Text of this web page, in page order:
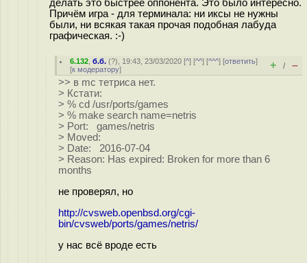
делать это быстрее оппонента. Это было интересно.
Причём игра - для терминала: ни иксы не нужны
были, ни всякая такая прочая подобная лабуда
графическая. :-)
6.132 ,б.б. (?), 19:43, 23/03/2020 [^] [^^] [^^^] [ответить]
[к модератору] + / –
>> в mc тетриса нет.
> Кстати:
> % cd /usr/ports/games
> % make search name=netris
> Port: games/netris
> Moved:
> Date: 2016-07-04
> Reason: Has expired: Broken for more than 6
months
не проверял, но
http://cvsweb.openbsd.org/cgi-
bin/cvsweb/ports/games/netris/
у нас всё вроде есть